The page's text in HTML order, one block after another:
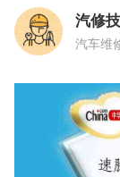
汽修
汽车维